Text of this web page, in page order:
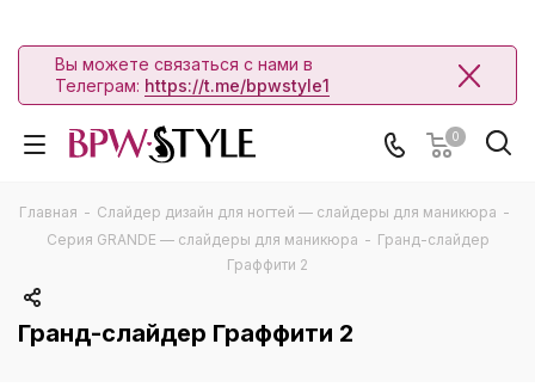
Вы можете связаться с нами в
Телеграм: https://t.me/bpwstyle1
0
Главная - Слайдер дизайн для ногтей — слайдеры для маникюра -
Серия GRANDE — слайдеры для маникюра - Гранд-слайдер
Граффити 2
Гранд-слайдер Граффити 2